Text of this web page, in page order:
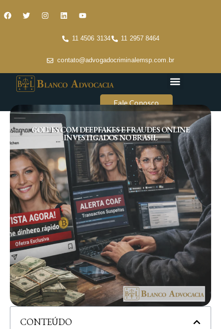
11 4506 3134 11 2957 8464
contato@advogadocriminalemsp.com.br
Fale Conosco
GOLPES COM DEEPFAKES E FRAUDES ONLINE
INVESTIGADOS NO BRASIL
CONTEÚDO